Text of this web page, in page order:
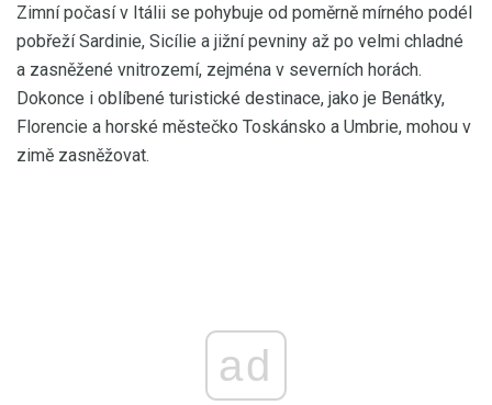
Zimní počasí v Itálii se pohybuje od poměrně mírného podél
pobřeží Sardinie, Sicílie a jižní pevniny až po velmi chladné
a zasněžené vnitrozemí, zejména v severních horách.
Dokonce i oblíbené turistické destinace, jako je Benátky,
Florencie a horské městečko Toskánsko a Umbrie, mohou v
zimě zasněžovat.
ad